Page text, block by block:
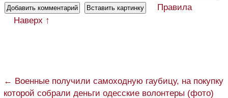
Правила
Наверх ↑
← Военные получили самоходную гаубицу, на покупку
которой собрали деньги одесские волонтеры (фото)